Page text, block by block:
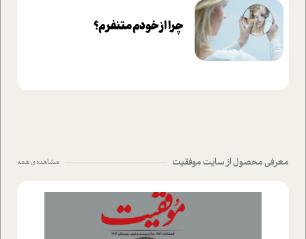
چرا از خودم متنفرم؟
معرفی محصول از سایت موفقیت مشاهده ی همه